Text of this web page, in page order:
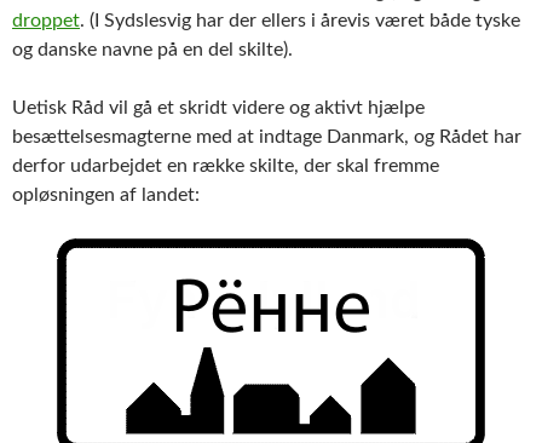
droppet. (I Sydslesvig har der ellers i årevis været både tyske
og danske navne på en del skilte).
Uetisk Råd vil gå et skridt videre og aktivt hjælpe
besættelsesmagterne med at indtage Danmark, og Rådet har
derfor udarbejdet en række skilte, der skal fremme
opløsningen af landet: